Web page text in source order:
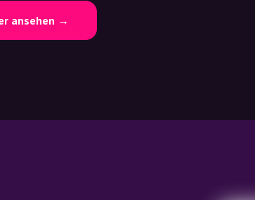
ansehen →